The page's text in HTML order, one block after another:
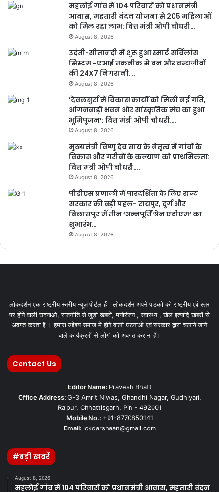
महलोई गांव में 104 परिवारों को प्रधानमंत्री
आवास, महतारी वंदन योजना से 205 महिलाओं
को मिल रहा लाभ: वित्त मंत्री ओपी चौधरी…
August 8, 2026
उदंती-सीतानदी में शुरू हुआ स्मार्ट सर्विलांस
सिस्टम -एआई तकनीक से वन और वन्यजीवों
की 24X7 निगरानी….
August 8, 2026
’देवलसुर्रा में विकास कार्यों को मिली नई गति,
आंगनबाड़ी भवन और सांस्कृतिक मंच का हुआ
भूमिपूजन’: वित्त मंत्री ओपी चौधरी….
August 8, 2026
मुख्यमंत्री विष्णु देव साय के नेतृत्व में गांवों के
विकास और गरीबों के कल्याण को प्राथमिकता:
वित्त मंत्री ओपी चौधरी….
August 8, 2026
पीडीएस प्रणाली में पारदर्शिता के लिए राज्य
सरकार की बड़ी पहल- रायपुर, दुर्ग और
बिलासपुर में तीन ‘अन्नपूर्ति ग्रेन एटीएम‘ का
शुभारंभ…
August 8, 2026
लोकदर्शन एक राष्ट्रीय स्तरीय न्यूज़ पोर्टल हैं। लोकदर्शन अपने पाठको को राष्ट्रीय एवं स्तर
पर होने वाली घटनाओ, राजनीति से जुड़ी खबरों, मनोरंजन , स्वास्थ्य , खेल इत्यादि खबरों से
अवगत करता हैं । हमारा उद्देश्य समाज मे होने वाली घटनाओ एवं सरकार द्वारा चलाये जाने
वाले कार्यक्रमों से लोगो को अवगत कराना हैं।
Contact Us
Editor Name: Pravesh Bhatt
Office Address: G-3 Amrit Niwas, Ghandhi Nagar, Gudhiyari,
Raipur, Chhattisgarh, Pin - 492001
Mobile No.: +91-8770850141
Email: lokdarshaan@gmail.com
#बड़ी खबरें
August 8, 2026
महलोई गांव में 104 परिवारों को प्रधानमंत्री आवास, महतारी वंदन